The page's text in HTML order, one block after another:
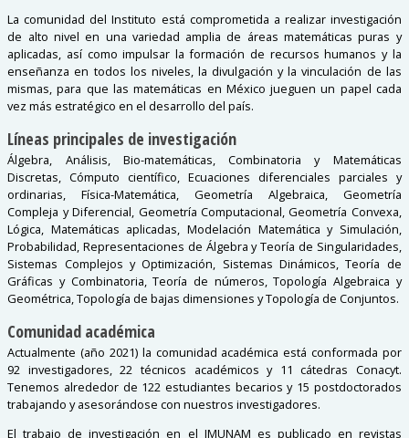
La comunidad del Instituto está comprometida a realizar investigación
de alto nivel en una variedad amplia de áreas matemáticas puras y
aplicadas, así como impulsar la formación de recursos humanos y la
enseñanza en todos los niveles, la divulgación y la vinculación de las
mismas, para que las matemáticas en México jueguen un papel cada
vez más estratégico en el desarrollo del país.
Líneas principales de investigación
Álgebra, Análisis, Bio-matemáticas, Combinatoria y Matemáticas
Discretas, Cómputo científico, Ecuaciones diferenciales parciales y
ordinarias, Física-Matemática, Geometría Algebraica, Geometría
Compleja y Diferencial, Geometría Computacional, Geometría Convexa,
Lógica, Matemáticas aplicadas, Modelación Matemática y Simulación,
Probabilidad, Representaciones de Álgebra y Teoría de Singularidades,
Sistemas Complejos y Optimización, Sistemas Dinámicos, Teoría de
Gráficas y Combinatoria, Teoría de números, Topología Algebraica y
Geométrica, Topología de bajas dimensiones y Topología de Conjuntos.
Comunidad académica
Actualmente (año 2021) la comunidad académica está conformada por
92 investigadores, 22 técnicos académicos y 11 cátedras Conacyt.
Tenemos alrededor de 122 estudiantes becarios y 15 postdoctorados
trabajando y asesorándose con nuestros investigadores.
El trabajo de investigación en el IMUNAM es publicado en revistas